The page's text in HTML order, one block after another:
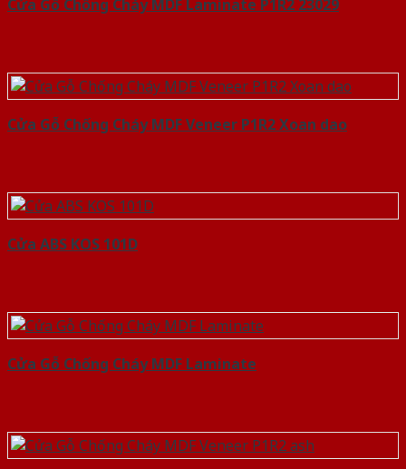
Cửa Gỗ Chống Cháy MDF Laminate P1R2 23029
Cửa Gỗ Chống Cháy MDF Veneer P1R2 Xoan dao
Cửa ABS KOS 101D
Cửa Gỗ Chống Cháy MDF Laminate